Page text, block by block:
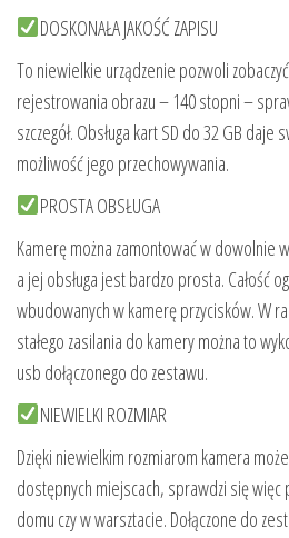
DOSKONAŁA JAKOŚĆ ZAPISU
To niewielkie urządzenie pozwoli
rejestrowania obrazu – 140 stopni –
szczegół. Obsługa kart SD do 32 GB
możliwość jego przechowywania.
PROSTA OBSŁUGA
Kamerę można zamontować w dowolnie
a jej obsługa jest bardzo prosta. Całość
wbudowanych w kamerę przycisków. W
stałego zasilania do kamery można to
usb dołączonego do zestawu.
NIEWIELKI ROZMIAR
Dzięki niewielkim rozmiarom kamera
dostępnych miejscach, sprawdzi się więc
domu czy w warsztacie. Dołączone do